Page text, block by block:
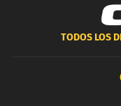
TODOS LOS